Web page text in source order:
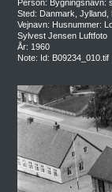
Person: Bygningsnavn:
Sted: Danmark, Jylland,
Vejnavn: Husnummer:
Sylvest Jensen Luftfoto
År: 1960
Note: Id: B09234_010.tif